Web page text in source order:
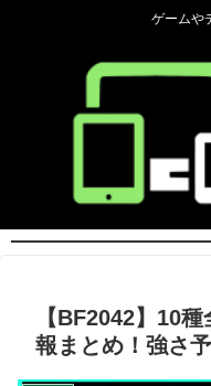
ゲームや
【BF2042】10
報まとめ！強さ